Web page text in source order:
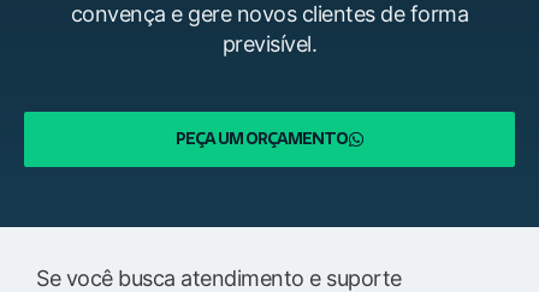
convença e gere novos clientes de forma
previsível.
PEÇA UM ORÇAMENTO
Se você busca atendimento e suporte